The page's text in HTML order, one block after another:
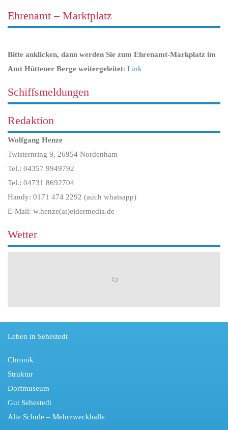
Ehrenamt – Marktplatz
Bitte anklicken, dann werden Sie zum Ehrenamt-Markplatz im
Amt Hüttener Berge weitergeleitet: Link
Schiffsmeldungen
Redaktion
Wolfgang Henze
Twisternring 9, 26954 Nordenham
Tel.: 04357 9949792
Tel.: 04731 8692704
Handy: 0171 474 2292 (auch whatsapp)
E-Mail: w.henze(at)eidermedia.de
Wetter
Leben in Sehestedt
Chronik
Struktur
Dorfmuseum
Gut Sehestedt
Alte Schule – Mehrzweckhalle